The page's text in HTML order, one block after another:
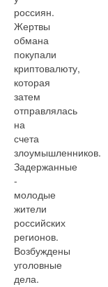
россиян.
Жертвы
обмана
покупали
криптовалюту,
которая
затем
отправлялась
на
счета
злоумышленников.
Задержанные
-
молодые
жители
российских
регионов.
Возбуждены
уголовные
дела.